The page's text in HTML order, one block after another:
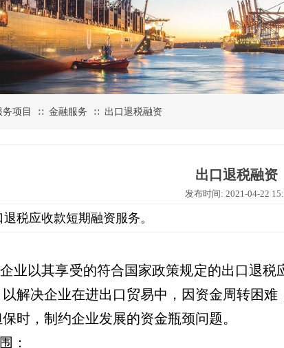
务项目 ∷ 金融服务 ∷ 出口退税融资
出口退税融资
发布时间: 2021-04-22
税应收款短期融资服务。
业以其享受的符合国家政策规定的出口退
解决企业在进出口贸易中，因资金周转困
时，制约企业发展的资金瓶颈问题。
：